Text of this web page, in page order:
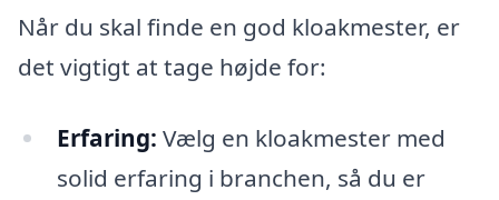
Når du skal finde en god kloakmester, er
det vigtigt at tage højde for:
Erfaring: Vælg en kloakmester med
solid erfaring i branchen, så du er